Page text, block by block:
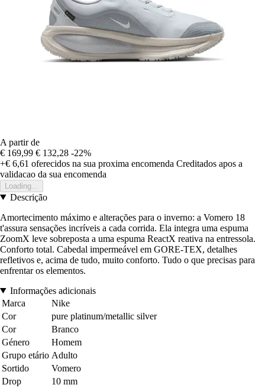
A partir de
€ 169,99 € 132,28 -22%
+€ 6,61 oferecidos na sua proxima encomenda Creditados apos a
validacao da sua encomenda
Loading...
Descrição
Amortecimento máximo e alterações para o inverno: a Vomero 18
t'assura sensações incríveis a cada corrida. Ela integra uma espuma
ZoomX leve sobreposta a uma espuma ReactX reativa na entressola.
Conforto total. Cabedal impermeável em GORE-TEX, detalhes
refletivos e, acima de tudo, muito conforto. Tudo o que precisas para
enfrentar os elementos.
Informações adicionais
Marca
Nike
Cor
pure platinum/metallic silver
Cor
Branco
Género
Homem
Grupo etário Adulto
Sortido
Vomero
Drop
10 mm